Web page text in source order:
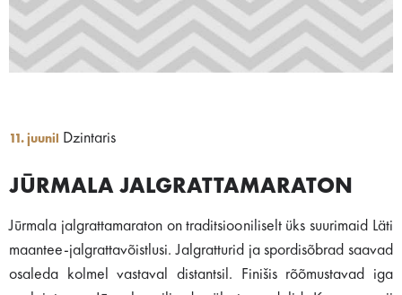
11. juunil Dzintaris
JŪRMALA JALGRATTAMARATON
Jūrmala jalgrattamaraton on traditsiooniliselt üks suurimaid Läti
maantee-jalgrattavõistlusi. Jalgratturid ja spordisõbrad saavad
osaleda kolmel vastaval distantsil. Finišis rõõmustavad iga